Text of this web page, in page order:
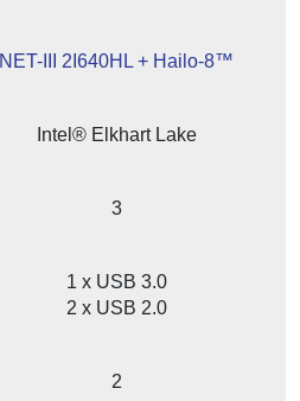
NET-III 2I640HL + Hailo-8™
Intel® Elkhart Lake
3
1 x USB 3.0
2 x USB 2.0
2